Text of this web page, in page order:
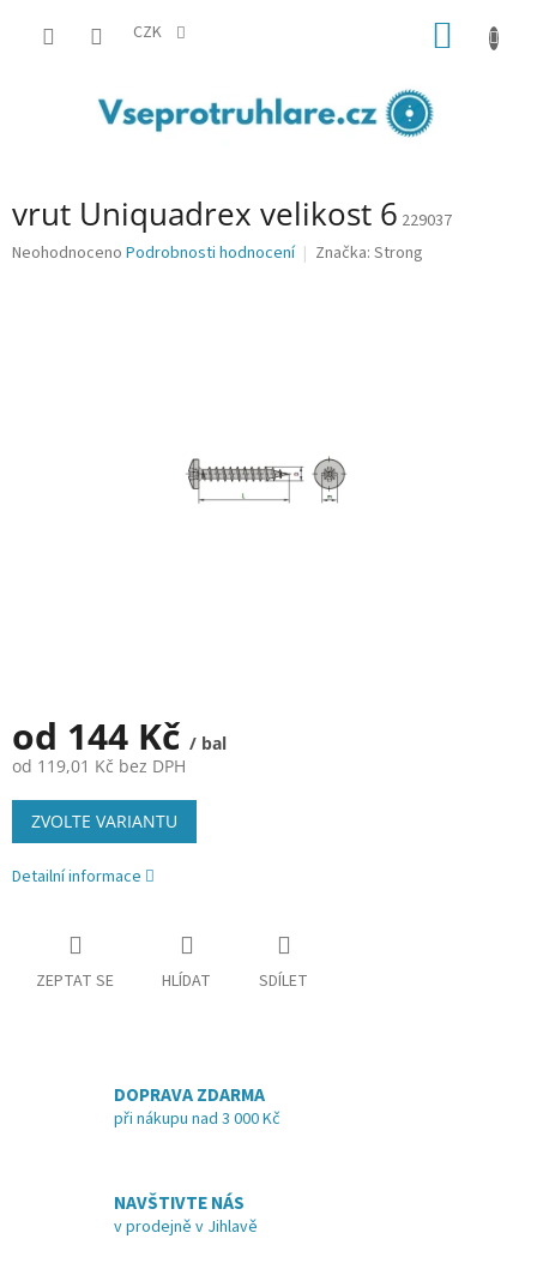
CZK
vrut Uniquadrex velikost 6 229037
Průměrné
Neohodnoceno Podrobnosti hodnocení Značka: Strong
od 144 Kč / bal
od 119,01 Kč bez DPH
Měrná
cena:
ZVOLTE VARIANTU
Detailní informace
ZEPTAT SE HLÍDAT SDÍLET
DOPRAVA ZDARMA
při nákupu nad 3 000 Kč
NAVŠTIVTE NÁS
v prodejně v Jihlavě